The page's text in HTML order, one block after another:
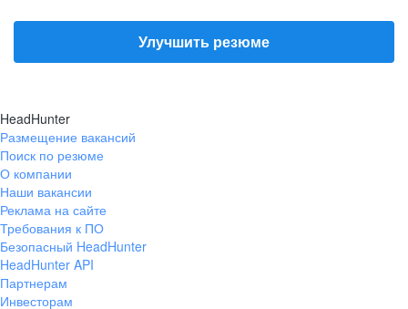
Улучшить резюме
HeadHunter
Размещение вакансий
Поиск по резюме
О компании
Наши вакансии
Реклама на сайте
Требования к ПО
Безопасный HeadHunter
HeadHunter API
Партнерам
Инвесторам